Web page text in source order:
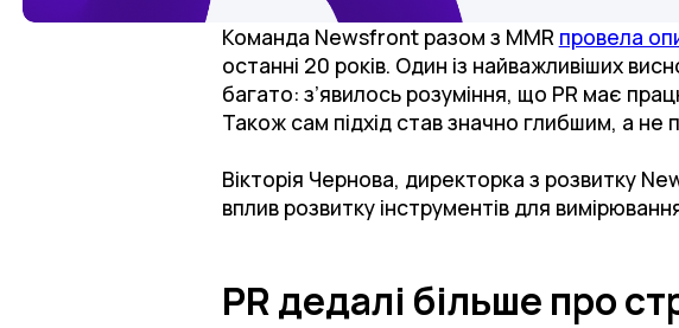
Команда Newsfront разом з MMR провела
останні 20 років. Один із найважливіших
багато: з’явилось розуміння, що PR має
Також сам підхід став значно глибшим, а
Вікторія Чернова, директорка з розвитку
вплив розвитку інструментів для
PR дедалі більше про